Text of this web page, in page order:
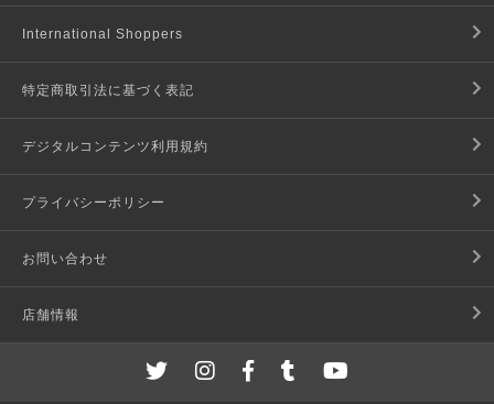
International Shoppers
特定商取引法に基づく表記
デジタルコンテンツ利用規約
プライバシーポリシー
お問い合わせ
店舗情報